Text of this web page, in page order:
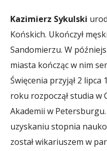
Kazimierz Sykulski
Końskich. Ukończył
Sandomierzu. W
miasta kończąc w nim
Święcenia przyjął 2
roku rozpoczął studia w
Akademii w
uzyskaniu stopnia
został wikariuszem w